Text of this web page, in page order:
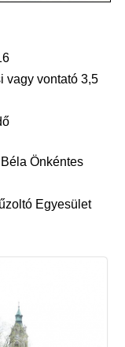
vagy vontató 3,5
Önkéntes
Egyesület